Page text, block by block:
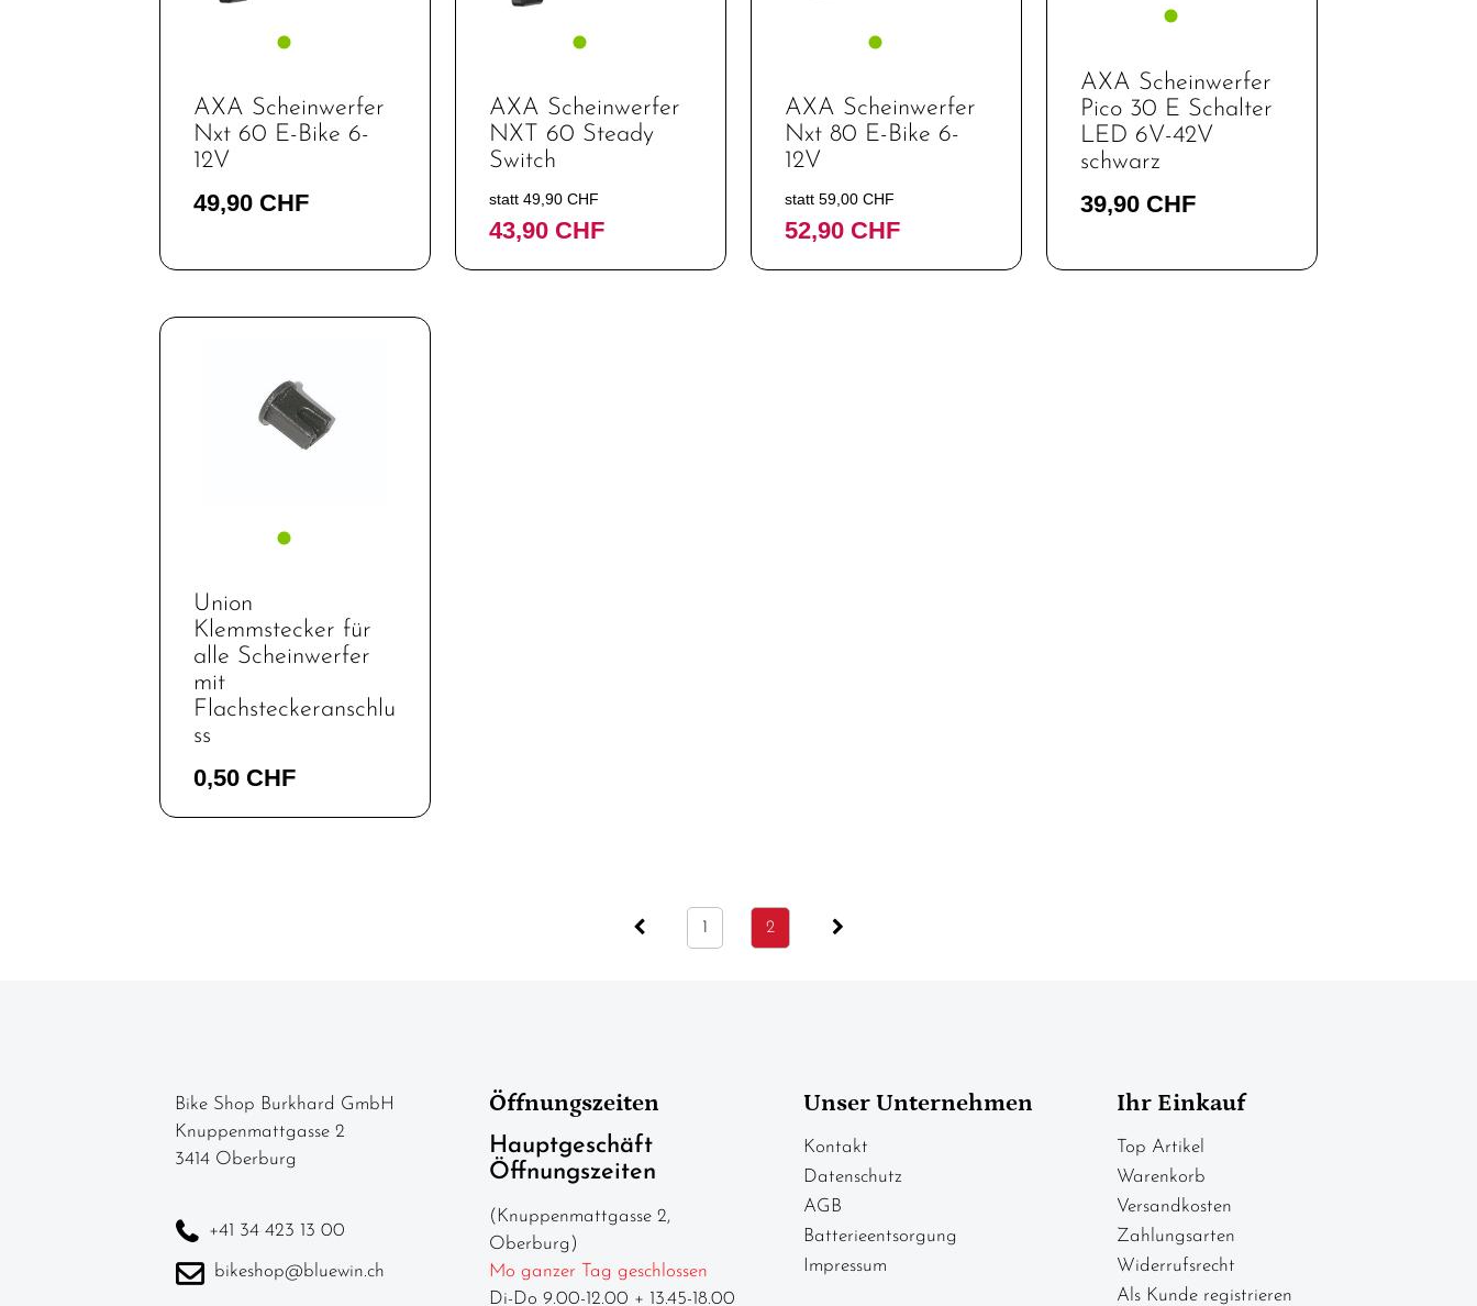
AXA Scheinwerfer
Nxt 60 E-Bike 6-
12V
49,90 CHF
AXA Scheinwerfer
NXT 60 Steady
Switch
statt 49,90 CHF
43,90 CHF
AXA Scheinwerfer
Nxt 80 E-Bike 6-
12V
statt 59,00 CHF
52,90 CHF
AXA Scheinwerfer
Pico 30 E Schalter
LED 6V-42V
schwarz
39,90 CHF
Union
Klemmstecker für
alle Scheinwerfer
mit
Flachsteckeranschlu
ss
0,50 CHF
1 2
Bike Shop Burkhard GmbH
Knuppenmattgasse 2
3414 Oberburg
+41 34 423 13 00
bikeshop@bluewin.ch
Öffnungszeiten
Hauptgeschäft
Öffnungszeiten
(Knuppenmattgasse 2,
Oberburg)
Mo ganzer Tag geschlossen
Di-Do 9.00-12.00 + 13.45-18.00
Unser Unternehmen
Kontakt
Datenschutz
AGB
Batterieentsorgung
Impressum
Ihr Einkauf
Top Artikel
Warenkorb
Versandkosten
Zahlungsarten
Widerrufsrecht
Als Kunde registrieren